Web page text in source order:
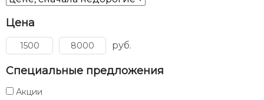
Цена
руб.
Специальные предложения
Акции